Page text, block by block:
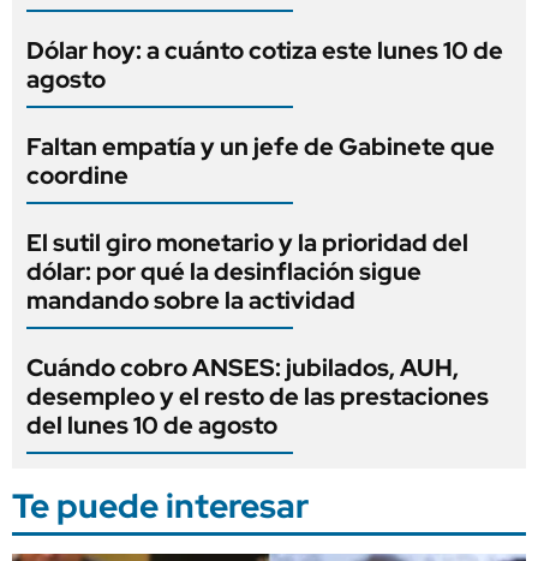
Dólar hoy: a cuánto cotiza este lunes 10 de
agosto
Faltan empatía y un jefe de Gabinete que
coordine
El sutil giro monetario y la prioridad del
dólar: por qué la desinflación sigue
mandando sobre la actividad
Cuándo cobro ANSES: jubilados, AUH,
desempleo y el resto de las prestaciones
del lunes 10 de agosto
Te puede interesar